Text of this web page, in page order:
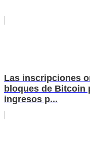
Las inscripciones
bloques de Bitcoin
ingresos p...